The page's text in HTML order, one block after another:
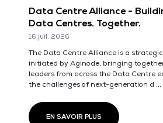
Data Centre Alliance -
Data Centres. Together.
16 juil. 2026
The Data Centre Alliance is a
initiated by Aginode, bringing
leaders from across the Data Centre
the challenges of next-generation d ...
EN SAVOIR PLUS